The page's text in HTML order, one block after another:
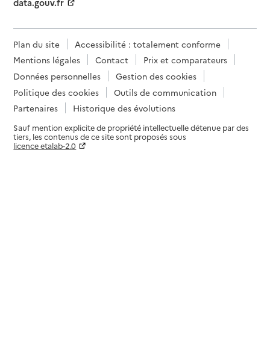
data.gouv.fr
Plan du site
Accessibilité : totalement conforme
Mentions légales
Contact
Prix et comparateurs
Données personnelles
Gestion des cookies
Politique des cookies
Outils de communication
Partenaires
Historique des évolutions
Sauf mention explicite de propriété intellectuelle détenue par des
tiers, les contenus de ce site sont proposés sous
licence etalab-2.0